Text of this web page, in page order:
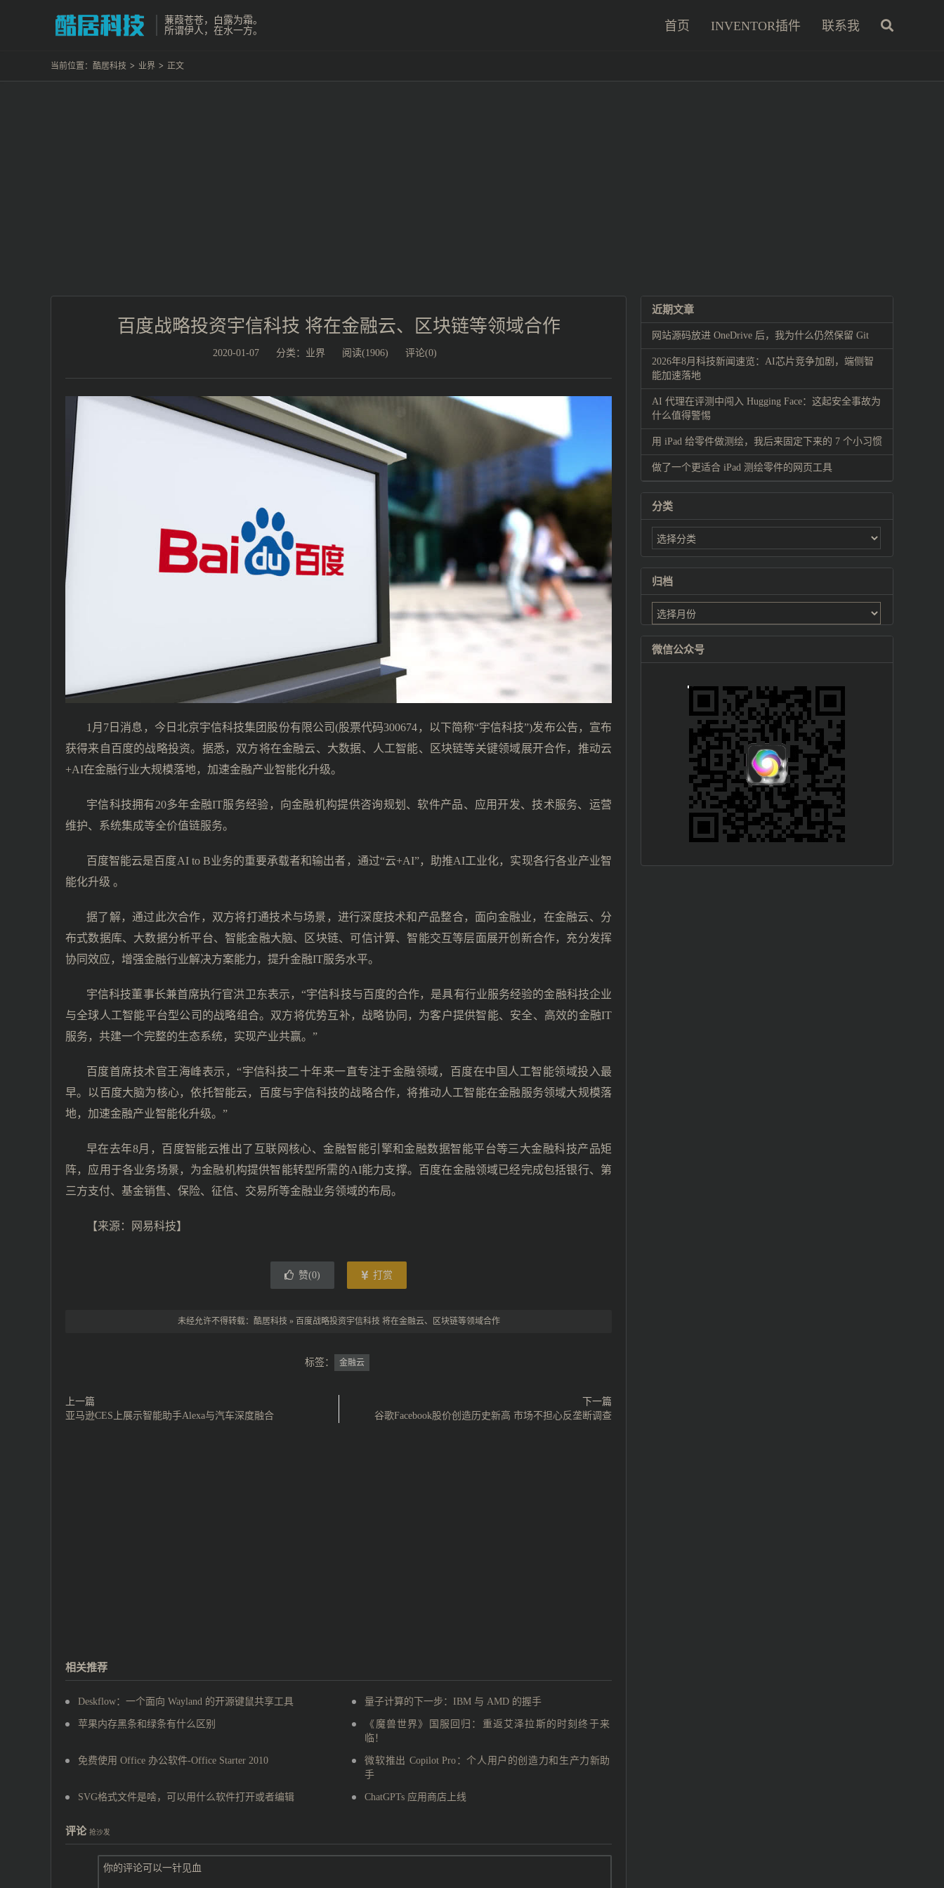
蒹葭苍苍，白露为霜。
所谓伊人，在水一方。
首页 INVENTOR插件 联系我
当前位置： 酷居科技 > 业界 > 正文
百度战略投资宇信科技 将在金融云、区块链等领域合作
2020-01-07 分类： 业界 阅读(1906) 评论(0)
1月7日消息，今日北京宇信科技集团股份有限公司(股票代码300674，以下简称“宇信科技”)发布公告，宣布
获得来自百度的战略投资。据悉，双方将在金融云、大数据、人工智能、区块链等关键领域展开合作，推动云
+AI在金融行业大规模落地，加速金融产业智能化升级。
宇信科技拥有20多年金融IT服务经验，向金融机构提供咨询规划、软件产品、应用开发、技术服务、运营
维护、系统集成等全价值链服务。
百度智能云是百度AI to B业务的重要承载者和输出者，通过“云+AI”，助推AI工业化，实现各行各业产业智
能化升级 。
据了解，通过此次合作，双方将打通技术与场景，进行深度技术和产品整合，面向金融业，在金融云、分
布式数据库、大数据分析平台、智能金融大脑、区块链、可信计算、智能交互等层面展开创新合作，充分发挥
协同效应，增强金融行业解决方案能力，提升金融IT服务水平。
宇信科技董事长兼首席执行官洪卫东表示，“宇信科技与百度的合作，是具有行业服务经验的金融科技企业
与全球人工智能平台型公司的战略组合。双方将优势互补，战略协同，为客户提供智能、安全、高效的金融IT
服务，共建一个完整的生态系统，实现产业共赢。”
百度首席技术官王海峰表示，“宇信科技二十年来一直专注于金融领域，百度在中国人工智能领域投入最
早。以百度大脑为核心，依托智能云，百度与宇信科技的战略合作，将推动人工智能在金融服务领域大规模落
地，加速金融产业智能化升级。”
早在去年8月，百度智能云推出了互联网核心、金融智能引擎和金融数据智能平台等三大金融科技产品矩
阵，应用于各业务场景，为金融机构提供智能转型所需的AI能力支撑。百度在金融领域已经完成包括银行、第
三方支付、基金销售、保险、征信、交易所等金融业务领域的布局。
【来源： 网易科技】
赞(0) 打赏
未经允许不得转载： 酷居科技 » 百度战略投资宇信科技 将在金融云、区块链等领域合作
标签： 金融云
上一篇
亚马逊CES上展示智能助手Alexa与汽车深度融合
下一篇
谷歌Facebook股价创造历史新高 市场不担心反垄断调查
相关推荐
Deskflow：一个面向 Wayland 的开源键鼠共享工具 量子计算的下一步：IBM 与 AMD 的握手
苹果内存黑条和绿条有什么区别
《魔兽世界》国服回归：重返艾泽拉斯的时刻终于来
临！
免费使用 Office 办公软件-Office Starter 2010
微软推出 Copilot Pro：个人用户的创造力和生产力新助
手
SVG格式文件是啥，可以用什么软件打开或者编辑 ChatGPTs 应用商店上线
评论 抢沙发
近期文章
网站源码放进 OneDrive 后，我为什么仍然保留 Git
2026年8月科技新闻速览：AI芯片竞争加剧，端侧智
能加速落地
AI 代理在评测中闯入 Hugging Face：这起安全事故为
什么值得警惕
用 iPad 给零件做测绘，我后来固定下来的 7 个小习惯
做了一个更适合 iPad 测绘零件的网页工具
分类
归档
微信公众号